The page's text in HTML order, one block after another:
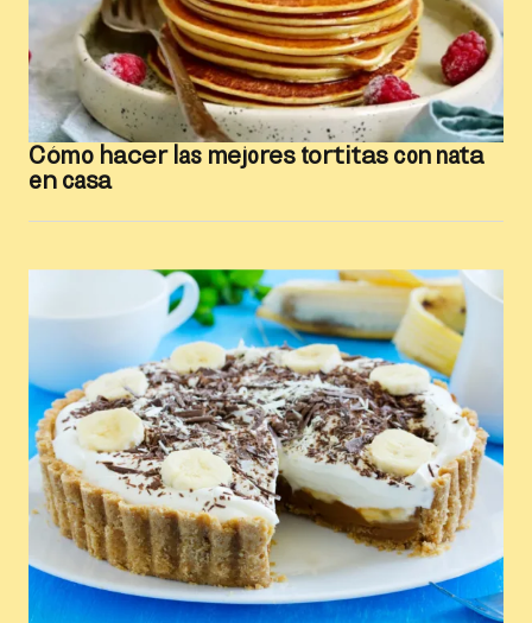
Cómo hacer las mejores tortitas con nata
en casa